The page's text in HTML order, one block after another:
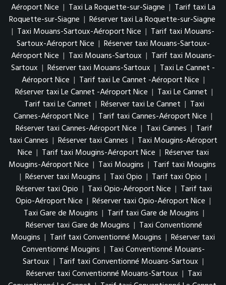
Aéroport Nice | Taxi La Roquette-sur-Siagne | Tarif taxi La
Roquette-sur-Siagne | Réserver taxi La Roquette-sur-Siagne
| Taxi Mouans-Sartoux-Aéroport Nice | Tarif taxi Mouans-
Sartoux-Aéroport Nice | Réserver taxi Mouans-Sartoux-
Aéroport Nice | Taxi Mouans-Sartoux | Tarif taxi Mouans-
Sartoux | Réserver taxi Mouans-Sartoux | Taxi Le Cannet -
Aéroport Nice | Tarif taxi Le Cannet -Aéroport Nice |
Réserver taxi Le Cannet -Aéroport Nice | Taxi Le Cannet |
Tarif taxi Le Cannet | Réserver taxi Le Cannet | Taxi
Cannes-Aéroport Nice | Tarif taxi Cannes-Aéroport Nice |
Réserver taxi Cannes-Aéroport Nice | Taxi Cannes | Tarif
taxi Cannes | Réserver taxi Cannes | Taxi Mougins-Aéroport
Nice | Tarif taxi Mougins-Aéroport Nice | Réserver taxi
Mougins-Aéroport Nice | Taxi Mougins | Tarif taxi Mougins
| Réserver taxi Mougins | Taxi Opio | Tarif taxi Opio |
Réserver taxi Opio | Taxi Opio-Aéroport Nice | Tarif taxi
Opio-Aéroport Nice | Réserver taxi Opio-Aéroport Nice |
Taxi Gare de Mougins | Tarif taxi Gare de Mougins |
Réserver taxi Gare de Mougins | Taxi Conventionné
Mougins | Tarif taxi Conventionné Mougins | Réserver taxi
Conventionné Mougins | Taxi Conventionné Mouans-
Sartoux | Tarif taxi Conventionné Mouans-Sartoux |
Réserver taxi Conventionné Mouans-Sartoux | Taxi